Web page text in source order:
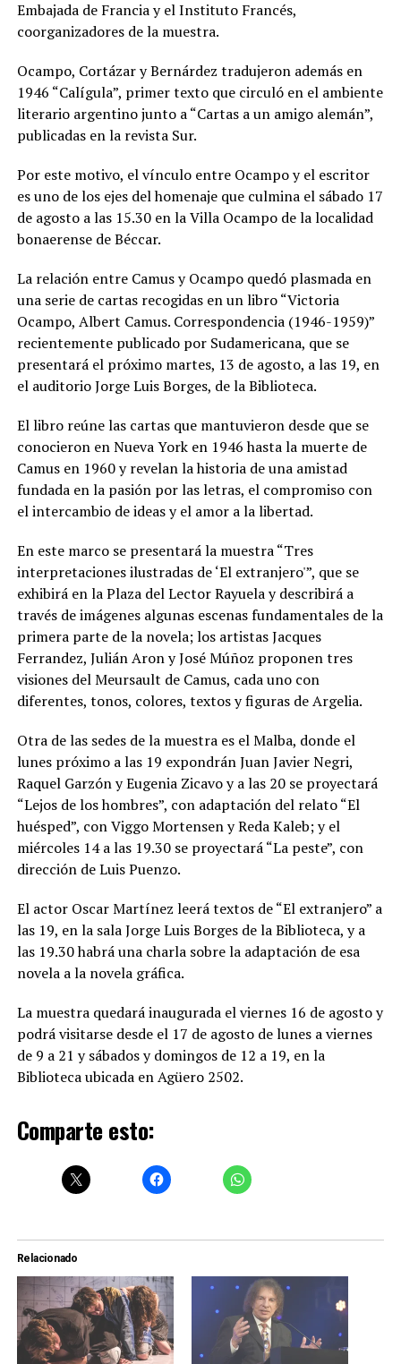
Embajada de Francia y el Instituto Francés,
coorganizadores de la muestra.
Ocampo, Cortázar y Bernárdez tradujeron además en
1946 “Calígula”, primer texto que circuló en el ambiente
literario argentino junto a “Cartas a un amigo alemán”,
publicadas en la revista Sur.
Por este motivo, el vínculo entre Ocampo y el escritor
es uno de los ejes del homenaje que culmina el sábado 17
de agosto a las 15.30 en la Villa Ocampo de la localidad
bonaerense de Béccar.
La relación entre Camus y Ocampo quedó plasmada en
una serie de cartas recogidas en un libro “Victoria
Ocampo, Albert Camus. Correspondencia (1946-1959)”
recientemente publicado por Sudamericana, que se
presentará el próximo martes, 13 de agosto, a las 19, en
el auditorio Jorge Luis Borges, de la Biblioteca.
El libro reúne las cartas que mantuvieron desde que se
conocieron en Nueva York en 1946 hasta la muerte de
Camus en 1960 y revelan la historia de una amistad
fundada en la pasión por las letras, el compromiso con
el intercambio de ideas y el amor a la libertad.
En este marco se presentará la muestra “Tres
interpretaciones ilustradas de ‘El extranjero'”, que se
exhibirá en la Plaza del Lector Rayuela y describirá a
través de imágenes algunas escenas fundamentales de la
primera parte de la novela; los artistas Jacques
Ferrandez, Julián Aron y José Múñoz proponen tres
visiones del Meursault de Camus, cada uno con
diferentes, tonos, colores, textos y figuras de Argelia.
Otra de las sedes de la muestra es el Malba, donde el
lunes próximo a las 19 expondrán Juan Javier Negri,
Raquel Garzón y Eugenia Zicavo y a las 20 se proyectará
“Lejos de los hombres”, con adaptación del relato “El
huésped”, con Viggo Mortensen y Reda Kaleb; y el
miércoles 14 a las 19.30 se proyectará “La peste”, con
dirección de Luis Puenzo.
El actor Oscar Martínez leerá textos de “El extranjero” a
las 19, en la sala Jorge Luis Borges de la Biblioteca, y a
las 19.30 habrá una charla sobre la adaptación de esa
novela a la novela gráfica.
La muestra quedará inaugurada el viernes 16 de agosto y
podrá visitarse desde el 17 de agosto de lunes a viernes
de 9 a 21 y sábados y domingos de 12 a 19, en la
Biblioteca ubicada en Agüero 2502.
Comparte esto:
Relacionado